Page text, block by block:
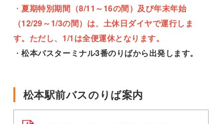
・夏期特別期間（8/11～16の間）及び年末年始
（12/29～1/3の間）は、土休日ダイヤで運行しま
す。ただし、1/1は全便運休となります。
・松本バスターミナル3番のりばから出発します。
松本駅前バスのりば案内